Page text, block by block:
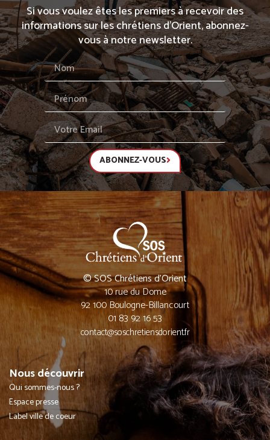
Si vous voulez êtes les premiers à recevoir des
informations sur les chrétiens d’Orient, abonnez-
vous à notre newsletter.
ABONNEZ-VOUS
© SOS Chrétiens d’Orient
10 rue du Dome
92 100 Boulogne-Billancourt
01 83 92 16 53
contact@soschretiensdorient.fr
Nous découvrir
Qui sommes-nous ?
Espace presse
Label ville de coeur